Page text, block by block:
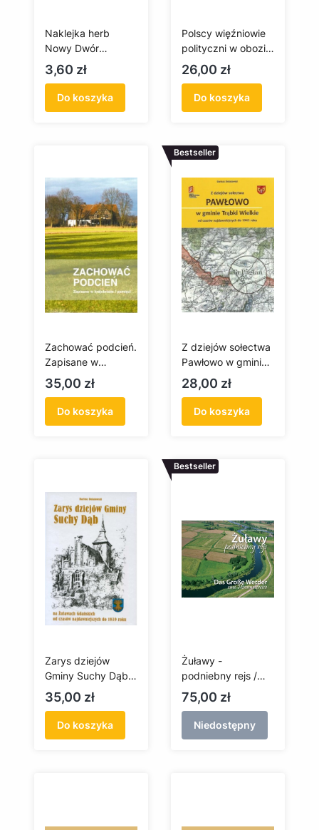
Naklejka herb
Nowy Dwór
Gdański
Cena
3,60 zł
Do koszyka
Polscy więźniowie
polityczni w obozie
Stutthof 1939-
1945
Cena
26,00 zł
Do koszyka
Zachować podcień.
Zapisane w
krajobrazie i
pamięci
Cena
35,00 zł
Do koszyka
Bestseller
Z dziejów sołectwa
Pawłowo w gminie
Trąbki Wielkie od
czasów
najdawniejszych do
1945 roku
Cena
28,00 zł
Do koszyka
Zarys dziejów
Gminy Suchy Dąb
na Żuławach
Gdańskich od
czasów
najdawniejszych do
Cena
35,00 zł
Do koszyka
Bestseller
Żuławy -
podniebny rejs /
Das Grosse Werder
- eine Himmelsreise
Cena
75,00 zł
Niedostępny